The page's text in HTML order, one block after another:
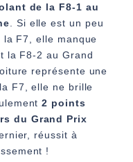
de la F8-1 au
. Si elle est un peu
F7, elle manque
la F8-2 au Grand
représente une
F7, elle ne brille
2 points
du Grand Prix
réussit à
!